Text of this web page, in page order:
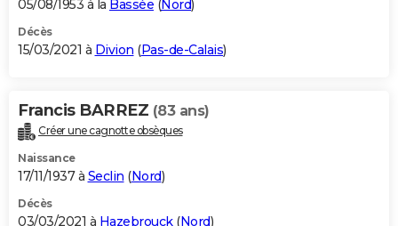
05/08/1953 à la Bassée (Nord)
Décès
15/03/2021 à Divion (Pas-de-Calais)
Francis BARREZ (83 ans)
Créer une cagnotte obsèques
Naissance
17/11/1937 à Seclin (Nord)
Décès
03/03/2021 à Hazebrouck(Nord)